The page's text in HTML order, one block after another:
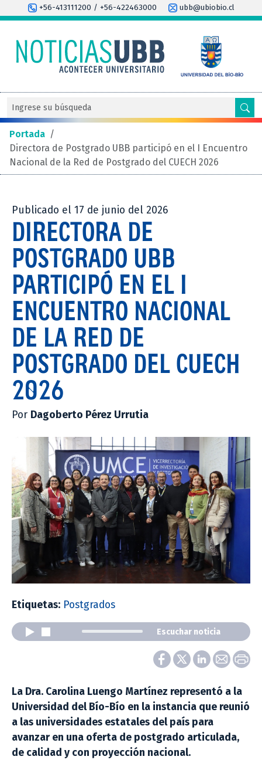
+56-413111200 / +56-422463000 ubb@ubiobio.cl
Portada /
Directora de Postgrado UBB participó en el I Encuentro
Nacional de la Red de Postgrado del CUECH 2026
Publicado el 17 de junio del 2026
DIRECTORA DE
POSTGRADO UBB
PARTICIPÓ EN EL I
ENCUENTRO NACIONAL
DE LA RED DE
POSTGRADO DEL CUECH
2026
Por Dagoberto Pérez Urrutia
Etiquetas: Postgrados
Escuchar noticia
La Dra. Carolina Luengo Martínez representó a la
Universidad del Bío-Bío en la instancia que reunió
a las universidades estatales del país para
avanzar en una oferta de postgrado articulada,
de calidad y con proyección nacional.